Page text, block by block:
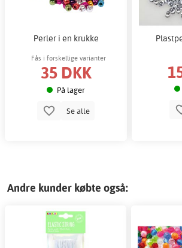
Perler i en krukke
Fås i forskellige varianter
35 DKK
På lager
Se alle
Andre kunder købte også: